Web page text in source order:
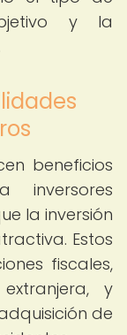
y la
beneficios
inversores
la inversión
Estos
fiscales,
y
de